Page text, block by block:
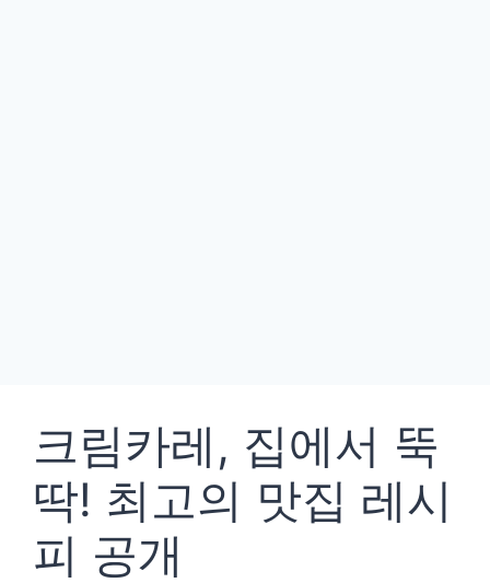
크림카레, 집에서 뚝
딱! 최고의 맛집 레시
피 공개